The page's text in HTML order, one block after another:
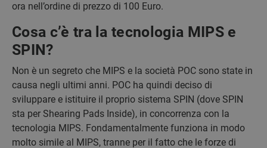
ora nell’ordine di prezzo di 100 Euro.
Cosa c’è tra la tecnologia MIPS e
SPIN?
Non è un segreto che MIPS e la società POC sono state in
causa negli ultimi anni. POC ha quindi deciso di
sviluppare e istituire il proprio sistema SPIN (dove SPIN
sta per Shearing Pads Inside), in concorrenza con la
tecnologia MIPS. Fondamentalmente funziona in modo
molto simile al MIPS, tranne per il fatto che le forze di